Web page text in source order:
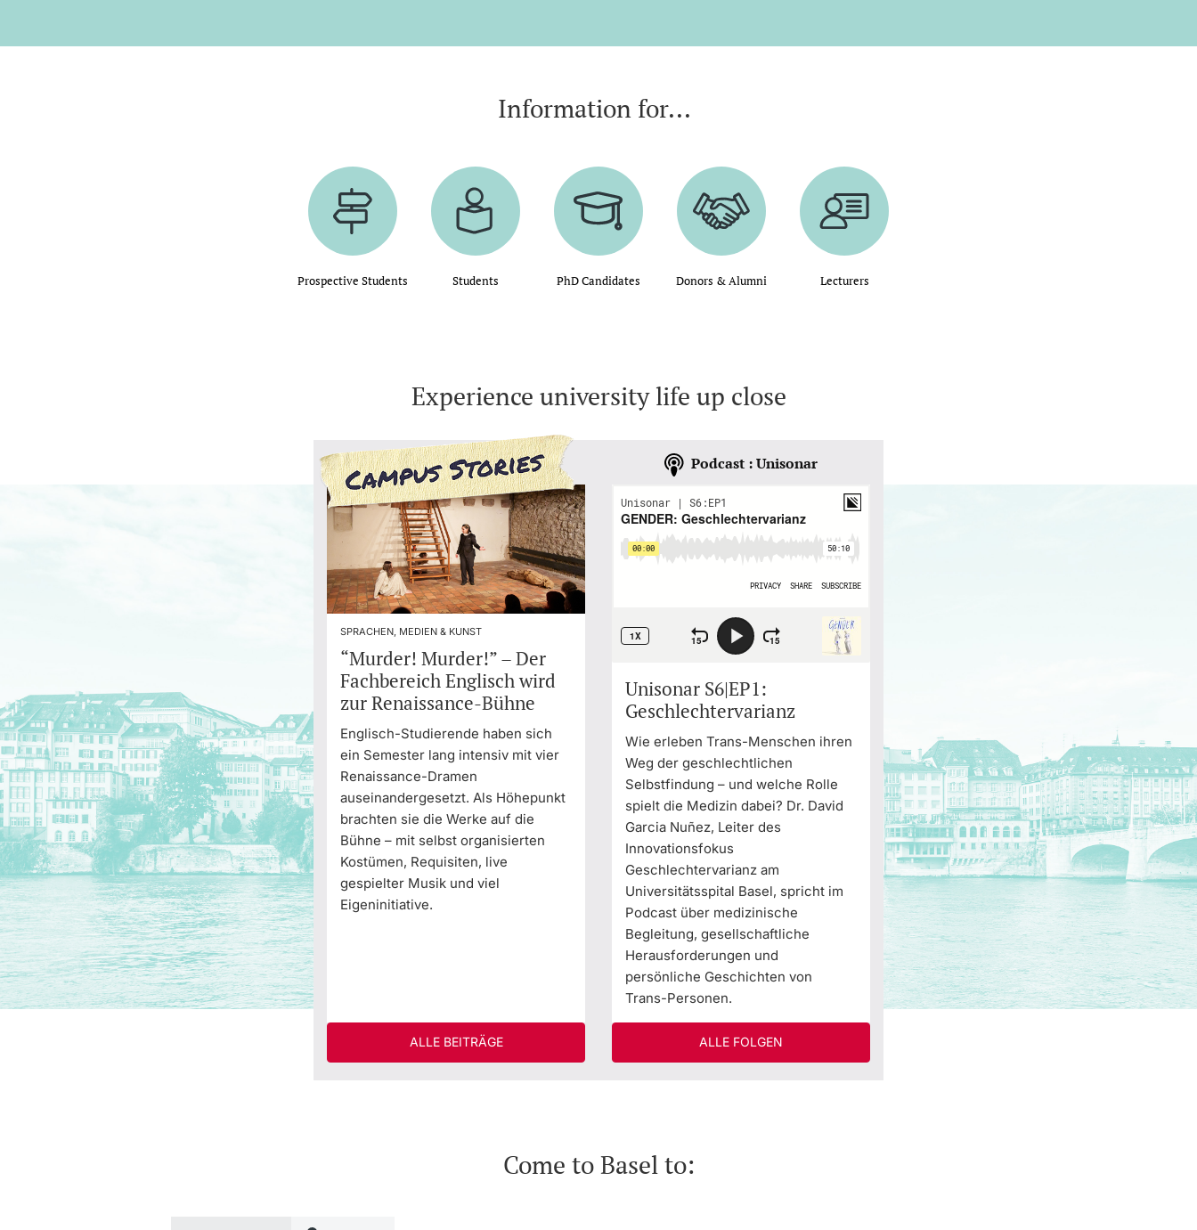
Information for...
Prospective Students Students PhD Candidates Donors & Alumni Lecturers
Experience university life up close
SPRACHEN, MEDIEN & KUNST
“Murder! Murder!” – Der
Fachbereich Englisch wird
zur Renaissance-Bühne
Englisch-Studierende haben sich
ein Semester lang intensiv mit vier
Renaissance-Dramen
auseinandergesetzt. Als Höhepunkt
brachten sie die Werke auf die
Bühne – mit selbst organisierten
Kostümen, Requisiten, live
gespielter Musik und viel
Eigeninitiative.
ALLE BEITRÄGE
Podcast : Unisonar
Unisonar S6|EP1:
Geschlechtervarianz
Wie erleben Trans-Menschen ihren
Weg der geschlechtlichen
Selbstfindung – und welche Rolle
spielt die Medizin dabei? Dr. David
Garcia Nuñez, Leiter des
Innovationsfokus
Geschlechtervarianz am
Universitätsspital Basel, spricht im
Podcast über medizinische
Begleitung, gesellschaftliche
Herausforderungen und
persönliche Geschichten von
Trans-Personen.
ALLE FOLGEN
Come to Basel to: